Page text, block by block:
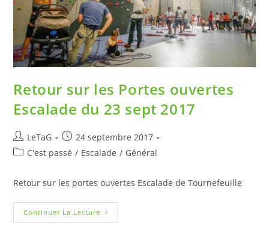
Retour sur les Portes ouvertes
Escalade du 23 sept 2017
LeTaG
24 septembre 2017
C'est passé / Escalade / Général
Retour sur les portes ouvertes Escalade de Tournefeuille
Continuer La Lecture